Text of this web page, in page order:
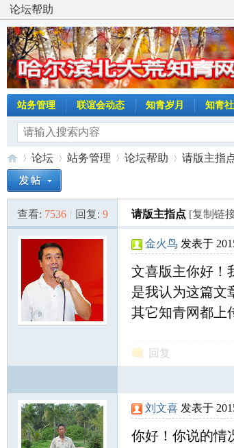
论坛帮助
站务管理 联谊会动态 知青岁月 知青
哈»
论坛
›
站务管理 论坛帮助
›
请版主指
查看: 7536 | 回复: 9 请版主指点 [复制链
金火鸟 发表于
文喜版主你好！
是我认为这篇文
其它知青网都上
回复
刘文喜 发表于
你好！你说的情